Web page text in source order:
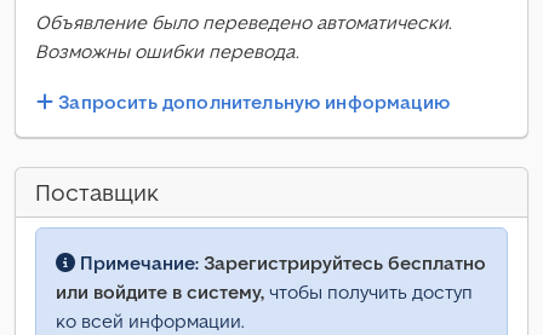
Объявление было переведено автоматически.
Возможны ошибки перевода.
Запросить дополнительную информацию
Поставщик
Примечание: Зарегистрируйтесь бесплатно
или войдите в систему, чтобы получить доступ
ко всей информации.